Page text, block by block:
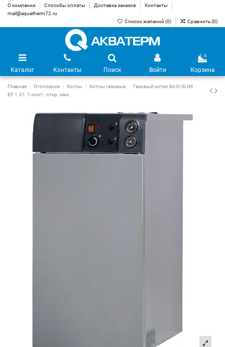
О компании Способы оплаты Доставка заказов
Контакты
mail@aquatherm72.ru
Список желаний (0) Сравнить (0)
Каталог Контакты Поиск Войти
0
Корзина
Главная Отопление Котлы Котлы газовые
Газовый котел BAXI SLIM
EF 1.31, 1-конт., откр. кам.